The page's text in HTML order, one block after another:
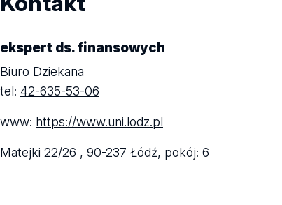
ekspert ds. finansowych
Biuro Dziekana
tel: 42-635-53-06
www: https://www.uni.lodz.pl
Matejki 22/26 , 90-237 Łódź, pokój: 6